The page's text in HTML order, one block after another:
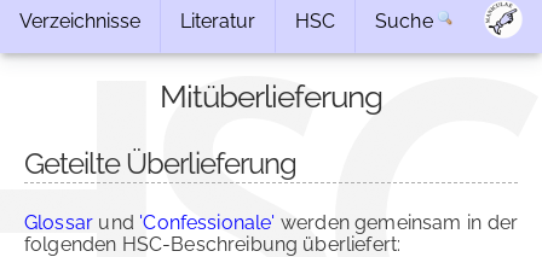
Verzeichnisse Literatur HSC Suche
Mitüberlieferung
Geteilte Überlieferung
Glossar und 'Confessionale' werden gemeinsam in der
folgenden HSC-Beschreibung überliefert: